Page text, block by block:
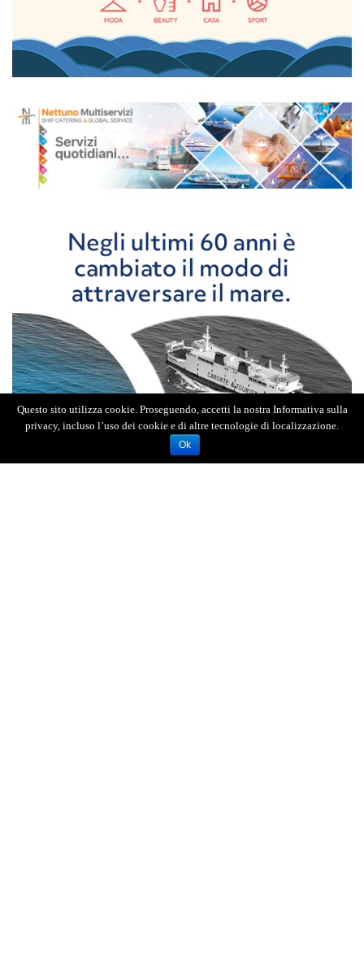
Questo sito utilizza cookie. Proseguendo, accetti la nostra Informativa sulla
privacy, incluso l’uso dei cookie e di altre tecnologie di localizzazione.
Ok